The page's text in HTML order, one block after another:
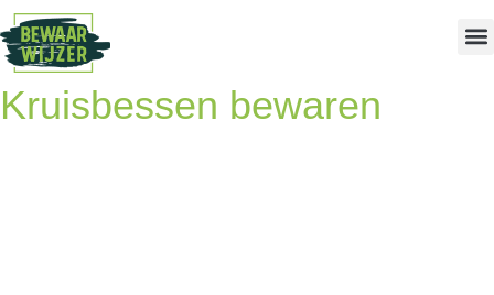
Kruisbessen bewaren